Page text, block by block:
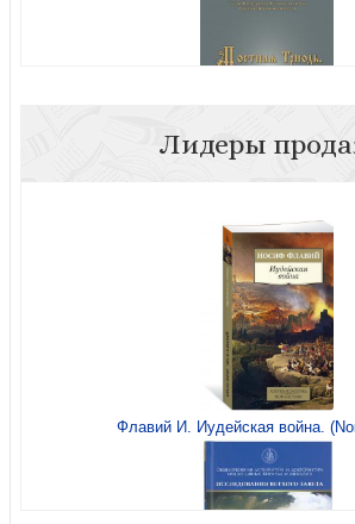
музыки
Герцман Е. Древнеримский
бытовавшие сведения об античной
Герцман Е.В. Византийская
Вдовина Г.В. Химеры в лесах
объективное бытие
Лидеры
Флавий И. Иудейская война.